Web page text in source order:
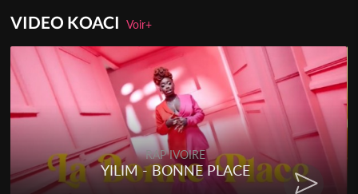
VIDEO KOACIVoir+
RAP IVOIRE
YILIM - BONNE PLACE